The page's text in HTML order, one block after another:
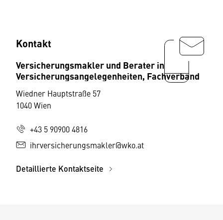
Kontakt
Versicherungsmakler und Berater in
Versicherungsangelegenheiten, Fachverband
Wiedner Hauptstraße 57
1040 Wien
+43 5 90900 4816
ihrversicherungsmakler@wko.at
Detaillierte Kontaktseite